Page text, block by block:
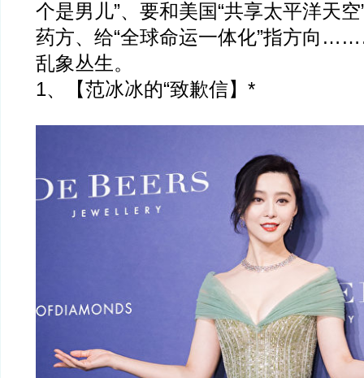
个是男儿”、要和美国“共享太平洋天
药方、给“全球命运一体化”指方向
乱象丛生。
1、【范冰冰的“致歉信】*